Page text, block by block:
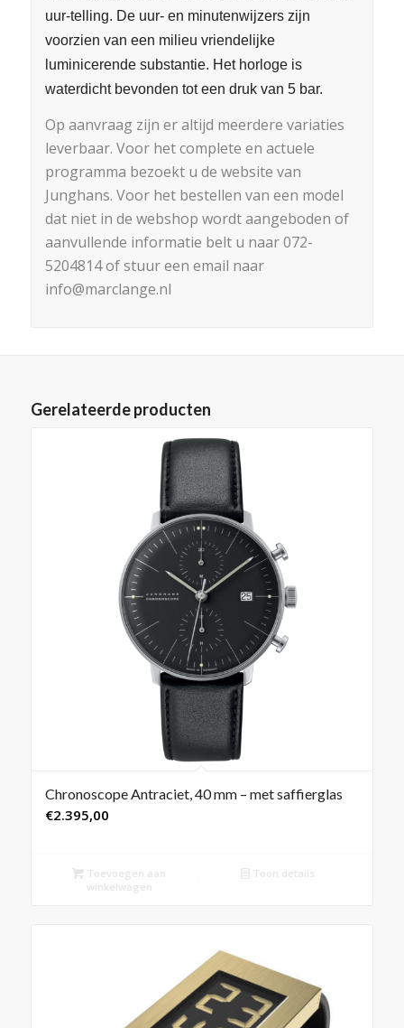
uur-telling. De uur- en minutenwijzers zijn
voorzien van een milieu vriendelijke
luminicerende substantie. Het horloge is
waterdicht bevonden tot een druk van 5 bar.
Op aanvraag zijn er altijd meerdere variaties
leverbaar. Voor het complete en actuele
programma bezoekt u de website van
Junghans. Voor het bestellen van een model
dat niet in de webshop wordt aangeboden of
aanvullende informatie belt u naar 072-
5204814 of stuur een email naar
info@marclange.nl
Gerelateerde producten
Chronoscope Antraciet, 40 mm – met saffierglas
€2.395,00
Toevoegen aan
winkelwagen
Toon details